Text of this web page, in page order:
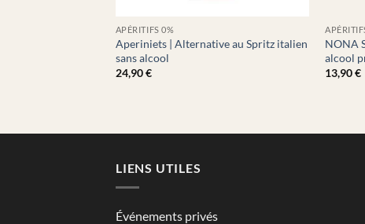
APÉRITIFS 0%
Aperiniets | Alternative au Spritz italien
sans alcool
24,90€
NONA
alcool
13,90€
LIENS UTILES
Événements privés